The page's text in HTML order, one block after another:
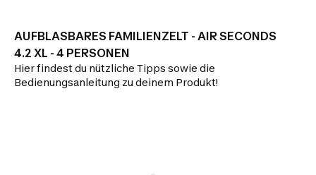
AUFBLASBARES FAMILIENZELT - AIR SECONDS
4.2 XL - 4 PERSONEN
Hier findest du nützliche Tipps sowie die
Bedienungsanleitung zu deinem Produkt!